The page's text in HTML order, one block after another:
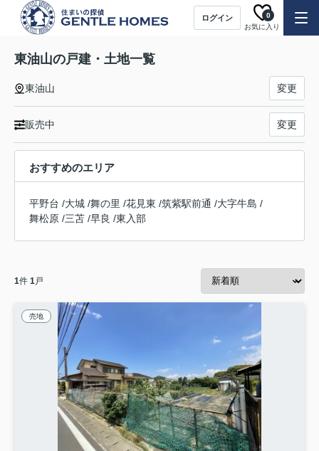
ログイン
お気に入り
0
東油山の戸建・土地一覧
東油山 変更
販売中 変更
おすすめのエリア
平野台 /大城 /舞の里 /花見東 /筑紫駅前通 /大字牛島 /
舞松原 /三苫 /早良 /東入部
1件 1戸
売地